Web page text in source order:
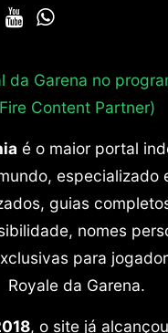
da Garena no
Fire Content Partner)
é o maior portal
especializado
guias
nomes
para
Royale da Garena.
, o site já alcançou